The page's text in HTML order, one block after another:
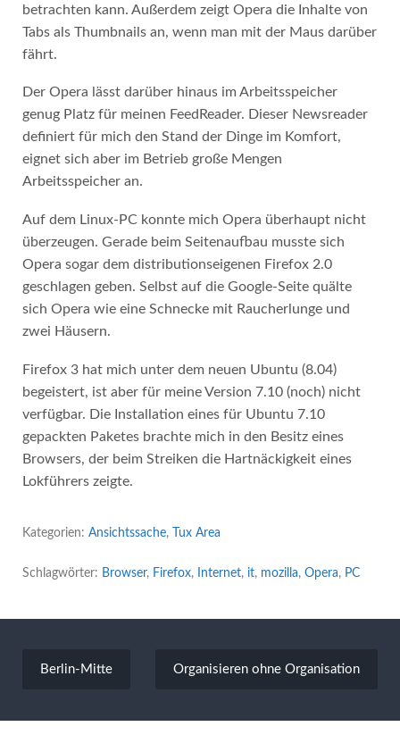
betrachten kann. Außerdem zeigt Opera die Inhalte von
Tabs als Thumbnails an, wenn man mit der Maus darüber
fährt.
Der Opera lässt darüber hinaus im Arbeitsspeicher
genug Platz für meinen FeedReader. Dieser Newsreader
definiert für mich den Stand der Dinge im Komfort,
eignet sich aber im Betrieb große Mengen
Arbeitsspeicher an.
Auf dem Linux-PC konnte mich Opera überhaupt nicht
überzeugen. Gerade beim Seitenaufbau musste sich
Opera sogar dem distributionseigenen Firefox 2.0
geschlagen geben. Selbst auf die Google-Seite quälte
sich Opera wie eine Schnecke mit Raucherlunge und
zwei Häusern.
Firefox 3 hat mich unter dem neuen Ubuntu (8.04)
begeistert, ist aber für meine Version 7.10 (noch) nicht
verfügbar. Die Installation eines für Ubuntu 7.10
gepackten Paketes brachte mich in den Besitz eines
Browsers, der beim Streiken die Hartnäckigkeit eines
Lokführers zeigte.
Kategorien: Ansichtssache, Tux Area
Schlagwörter: Browser, Firefox, Internet, it, mozilla, Opera, PC
Berlin-Mitte Organisieren ohne Organisation